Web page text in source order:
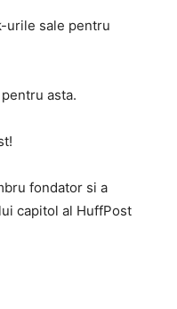
urile sale pentru
asta.
fondator si a
capitol al HuffPost